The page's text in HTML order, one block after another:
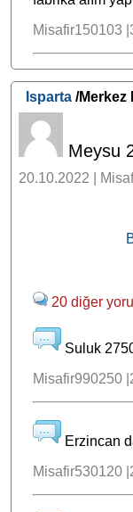
Misafir150103
Isparta /Merkez
Meysu
20.10.2022 |
20 diğer
Suluk
Misafir990250
Erzincan
Misafir530120